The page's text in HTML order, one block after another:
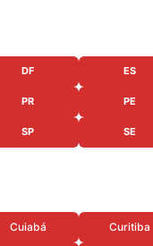
DF ES
PR PE
SP SE
Cuiabá Curitiba